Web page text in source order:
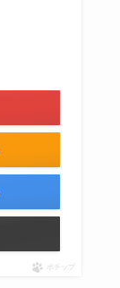
ポチップ